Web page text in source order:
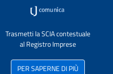
Trasmetti la SCIA contestuale
al Registro Imprese
PER SAPERNE DI PIÙ